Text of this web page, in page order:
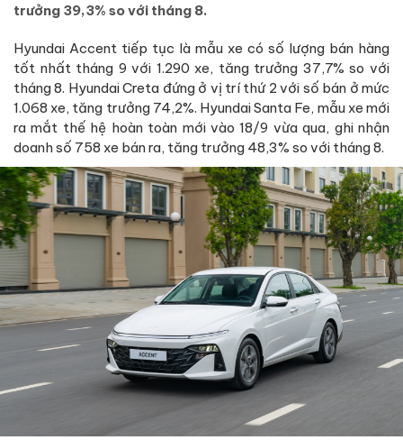
trưởng 39,3% so với tháng 8.
Hyundai Accent tiếp tục là mẫu xe có số lượng bán hàng
tốt nhất tháng 9 với 1.290 xe, tăng trưởng 37,7% so với
tháng 8. Hyundai Creta đứng ở vị trí thứ 2 với số bán ở mức
1.068 xe, tăng trưởng 74,2%. Hyundai Santa Fe, mẫu xe mới
ra mắt thế hệ hoàn toàn mới vào 18/9 vừa qua, ghi nhận
doanh số 758 xe bán ra, tăng trưởng 48,3% so với tháng 8.